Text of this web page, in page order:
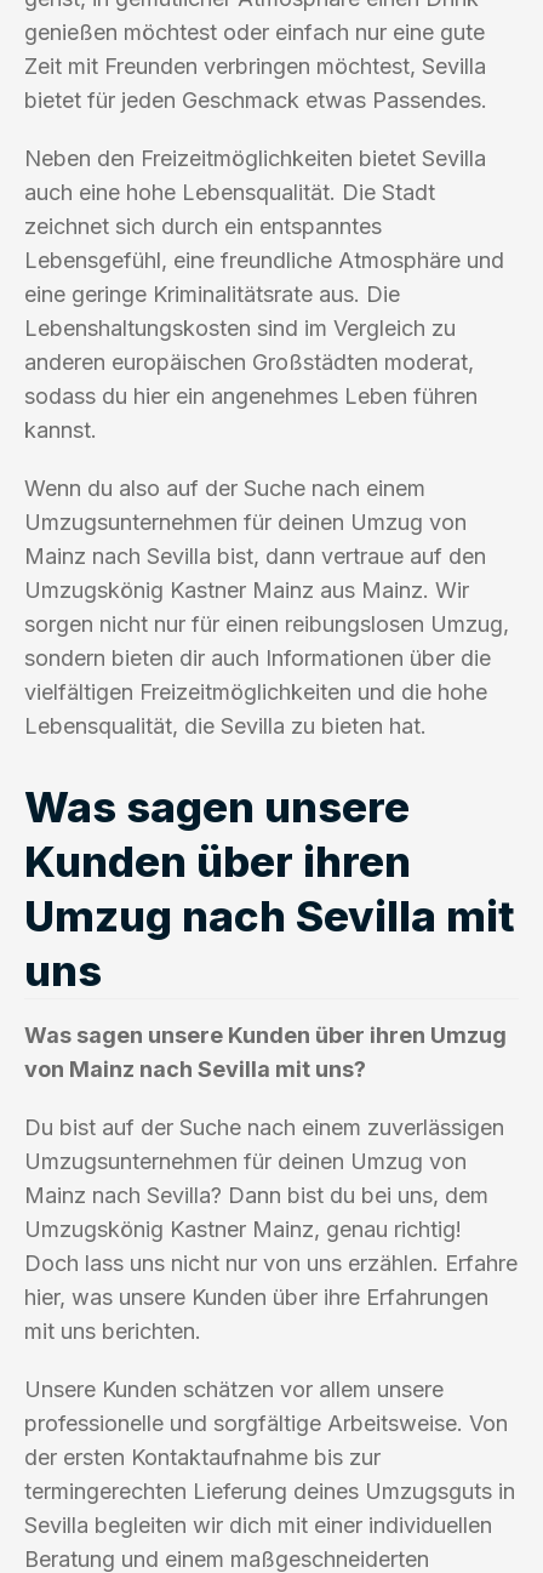
genießen möchtest oder einfach nur eine gute
Zeit mit Freunden verbringen möchtest, Sevilla
bietet für jeden Geschmack etwas Passendes.
Neben den Freizeitmöglichkeiten bietet Sevilla
auch eine hohe Lebensqualität. Die Stadt
zeichnet sich durch ein entspanntes
Lebensgefühl, eine freundliche Atmosphäre und
eine geringe Kriminalitätsrate aus. Die
Lebenshaltungskosten sind im Vergleich zu
anderen europäischen Großstädten moderat,
sodass du hier ein angenehmes Leben führen
kannst.
Wenn du also auf der Suche nach einem
Umzugsunternehmen für deinen Umzug von
Mainz nach Sevilla bist, dann vertraue auf den
Umzugskönig Kastner Mainz aus Mainz. Wir
sorgen nicht nur für einen reibungslosen Umzug,
sondern bieten dir auch Informationen über die
vielfältigen Freizeitmöglichkeiten und die hohe
Lebensqualität, die Sevilla zu bieten hat.
Was sagen unsere
Kunden über ihren
Umzug nach Sevilla mit
uns
Was sagen unsere Kunden über ihren Umzug
von Mainz nach Sevilla mit uns?
Du bist auf der Suche nach einem zuverlässigen
Umzugsunternehmen für deinen Umzug von
Mainz nach Sevilla? Dann bist du bei uns, dem
Umzugskönig Kastner Mainz, genau richtig!
Doch lass uns nicht nur von uns erzählen. Erfahre
hier, was unsere Kunden über ihre Erfahrungen
mit uns berichten.
Unsere Kunden schätzen vor allem unsere
professionelle und sorgfältige Arbeitsweise. Von
der ersten Kontaktaufnahme bis zur
termingerechten Lieferung deines Umzugsguts in
Sevilla begleiten wir dich mit einer individuellen
Beratung und einem maßgeschneiderten